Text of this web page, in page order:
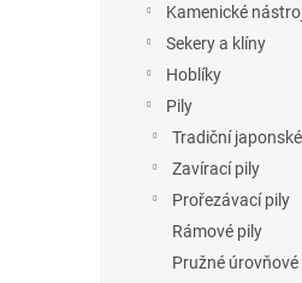
Kamenické
Sekery a klíny
Hoblíky
Pily
Tradiční
Zavírací pily
Prořezávací pily
Rámové pily
Pružné úrovňové